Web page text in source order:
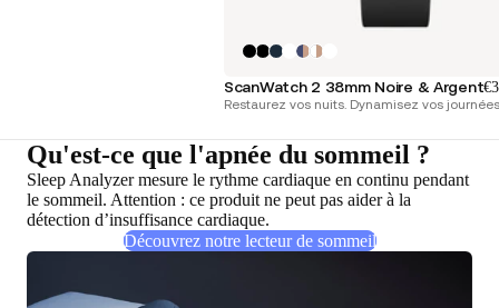
ScanWatch 2 38mm Noire & Argent
Restaurez vos nuits. Dynamisez vos
Qu'est-ce que l'apnée du sommeil ?
Sleep Analyzer mesure le rythme cardiaque en continu pendant
le sommeil. Attention : ce produit ne peut pas aider à la
détection d’insuffisance cardiaque.
Découvrez notre lecteur de sommeil